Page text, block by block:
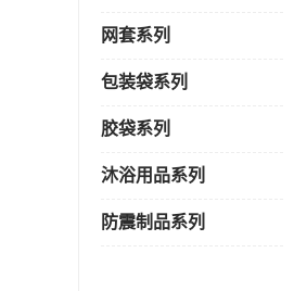
网套系列
包装袋系列
胶袋系列
沐浴用品系列
防震制品系列